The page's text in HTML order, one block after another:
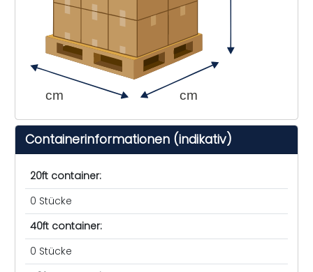
cm cm
Containerinformationen (indikativ)
20ft container:
0 Stücke
40ft container:
0 Stücke